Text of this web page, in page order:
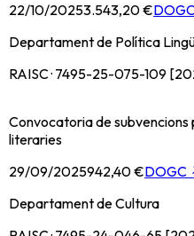
22/10/20253.543,20 €
Departament de Política
RAISC · 7495-25-075-109
Convocatoria de
literaries
29/09/2025942,40 €DOGC
Departament de Cultura